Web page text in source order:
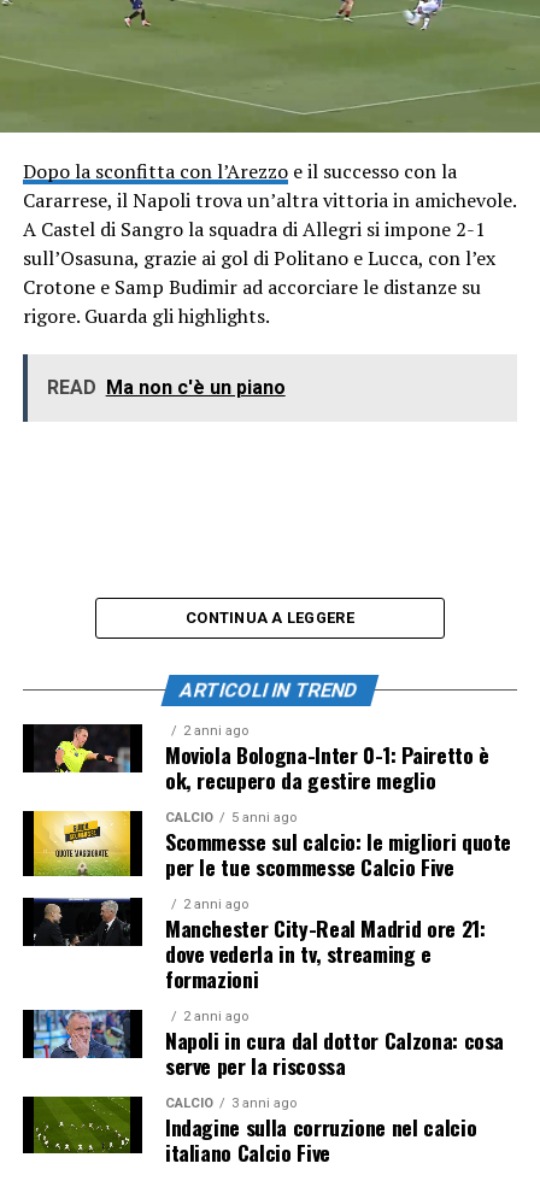
Dopo la sconfitta con l’Arezzoe il successo con la
Cararrese, il Napoli trova un’altra vittoria in amichevole.
A Castel di Sangro la squadra di Allegri si impone 2-1
sull’Osasuna, grazie ai gol di Politano e Lucca, con l’ex
Crotone e Samp Budimir ad accorciare le distanze su
rigore. Guarda gli highlights.
READ Ma non c'è un piano
CONTINUA A LEGGERE
ARTICOLI IN TREND
2 anni ago
Moviola Bologna-Inter 0-1: Pairetto è
ok, recupero da gestire meglio
CALCIO 5 anni ago
Scommesse sul calcio: le migliori quote
per le tue scommesse Calcio Five
2 anni ago
Manchester City-Real Madrid ore 21:
dove vederla in tv, streaming e
formazioni
2 anni ago
Napoli in cura dal dottor Calzona: cosa
serve per la riscossa
CALCIO 3 anni ago
Indagine sulla corruzione nel calcio
italiano Calcio Five